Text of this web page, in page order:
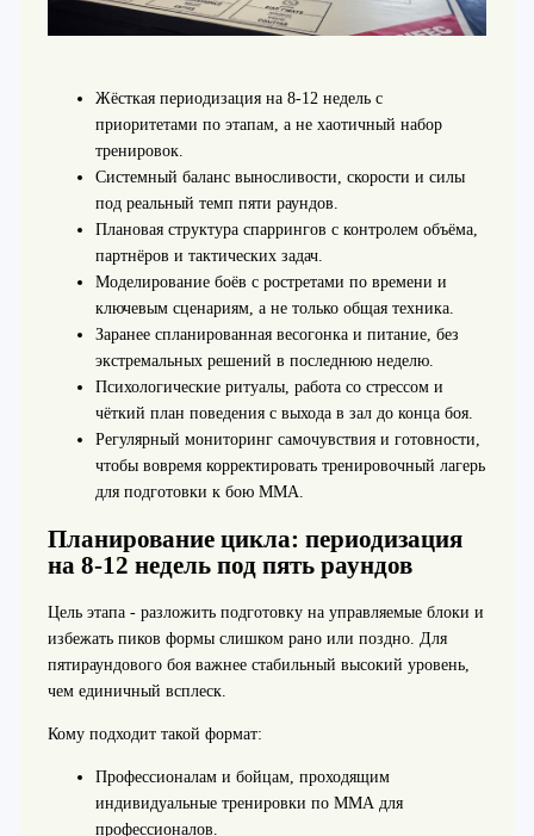
Жёсткая периодизация на 8-12 недель с
приоритетами по этапам, а не хаотичный набор
тренировок.
Системный баланс выносливости, скорости и силы
под реальный темп пяти раундов.
Плановая структура спаррингов с контролем объёма,
партнёров и тактических задач.
Моделирование боёв с ростретами по времени и
ключевым сценариям, а не только общая техника.
Заранее спланированная весогонка и питание, без
экстремальных решений в последнюю неделю.
Психологические ритуалы, работа со стрессом и
чёткий план поведения с выхода в зал до конца боя.
Регулярный мониторинг самочувствия и готовности,
чтобы вовремя корректировать тренировочный лагерь
для подготовки к бою ММА.
Планирование цикла: периодизация
на 8-12 недель под пять раундов
Цель этапа - разложить подготовку на управляемые блоки и
избежать пиков формы слишком рано или поздно. Для
пятираундового боя важнее стабильный высокий уровень,
чем единичный всплеск.
Кому подходит такой формат:
Профессионалам и бойцам, проходящим
индивидуальные тренировки по ММА для
профессионалов.